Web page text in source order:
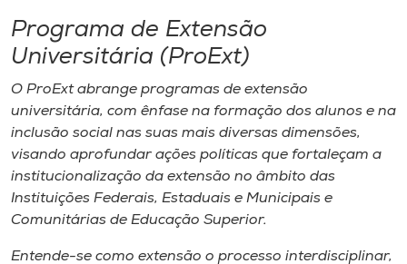
Programa de Extensão
Universitária (ProExt)
O ProExt abrange programas de extensão
universitária, com ênfase na formação dos alunos e na
inclusão social nas suas mais diversas dimensões,
visando aprofundar ações políticas que fortaleçam a
institucionalização da extensão no âmbito das
Instituições Federais, Estaduais e Municipais e
Comunitárias de Educação Superior.
Entende-se como extensão o processo interdisciplinar,